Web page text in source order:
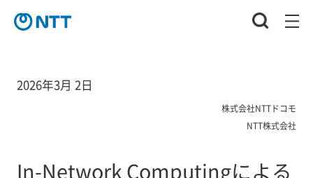
2026年3月 2日
株式会社NTTドコモ
NTT株式会社
In-Network Computingによる